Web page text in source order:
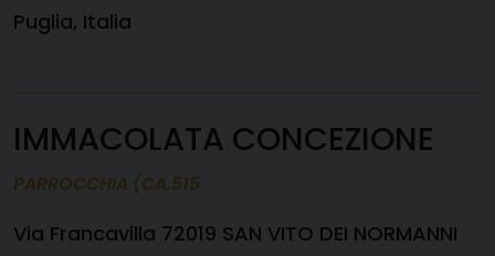
Puglia, Italia
IMMACOLATA CONCEZIONE
PARROCCHIA (CA.515
Via Francavilla 72019 SAN VITO DEI NORMANNI